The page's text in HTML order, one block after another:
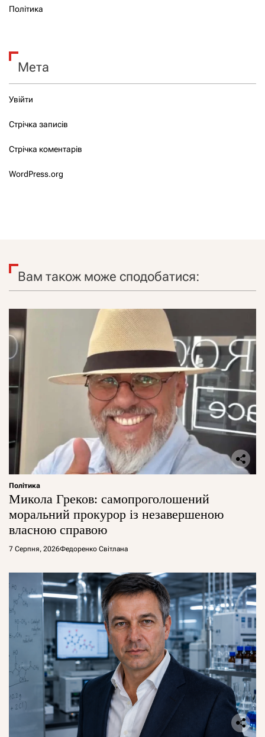
Політика
Мета
Увійти
Стрічка записів
Стрічка коментарів
WordPress.org
Вам також може сподобатися:
Політика
Микола Греков: самопроголошений
моральний прокурор із незавершеною
власною справою
7 Серпня, 2026Федоренко Світлана